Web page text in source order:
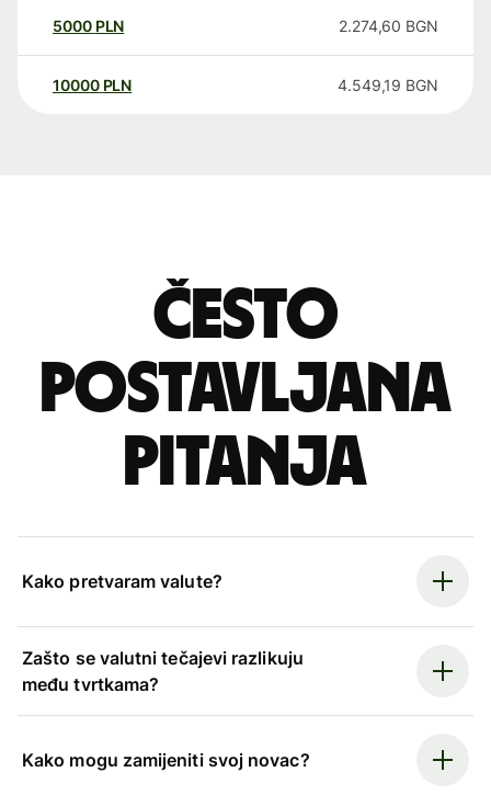
5000 PLN 2.274,60 BGN
10000 PLN 4.549,19 BGN
Često
postavljana
pitanja
Kako pretvaram valute?
Zašto se valutni tečajevi razlikuju
među tvrtkama?
Kako mogu zamijeniti svoj novac?